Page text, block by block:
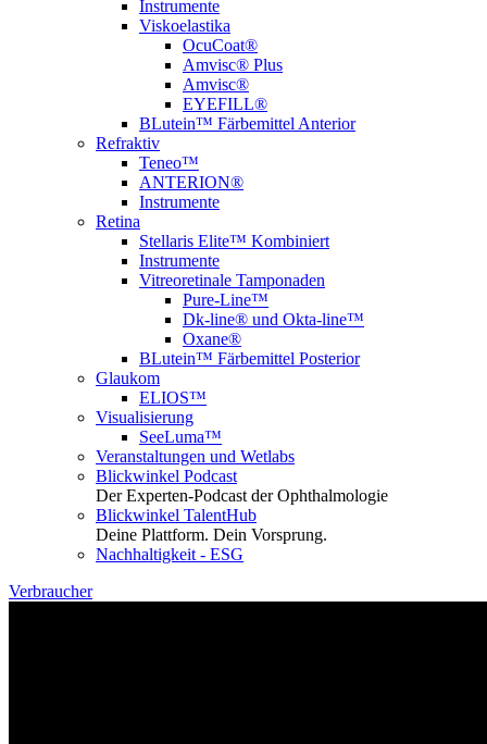
Instrumente
Viskoelastika
OcuCoat®
Amvisc® Plus
Amvisc®
EYEFILL®
BLutein™ Färbemittel Anterior
Refraktiv
Teneo™
ANTERION®
Instrumente
Retina
Stellaris Elite™ Kombiniert
Instrumente
Vitreoretinale Tamponaden
Pure-Line™
Dk-line® und Okta-line™
Oxane®
BLutein™ Färbemittel Posterior
Glaukom
ELIOS™
Visualisierung
SeeLuma™
Veranstaltungen und Wetlabs
Blickwinkel Podcast
Der Experten-Podcast der Ophthalmologie
Blickwinkel TalentHub
Deine Plattform. Dein Vorsprung.
Nachhaltigkeit - ESG
Verbraucher